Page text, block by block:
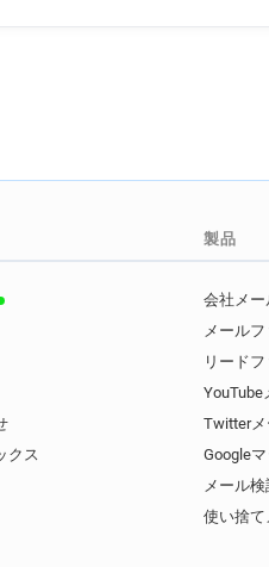
クス
製品
会社メー
メール
リード
YouTube
Twitter
Google
メール
使い捨